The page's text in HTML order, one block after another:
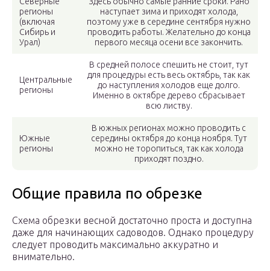
регионы
(включая
Сибирь и
Урал)
наступает зима и приходят холода,
поэтому уже в середине сентября нужно
проводить работы. Желательно до конца
первого месяца осени все закончить.
Центральные
регионы
В средней полосе спешить не стоит, тут
для процедуры есть весь октябрь, так как
до наступления холодов еще долго.
Именно в октябре дерево сбрасывает
всю листву.
Южные
регионы
В южных регионах можно проводить с
середины октября до конца ноября. Тут
можно не торопиться, так как холода
приходят поздно.
Общие правила по обрезке
Схема обрезки весной достаточно проста и доступна
даже для начинающих садоводов. Однако процедуру
следует проводить максимально аккуратно и
внимательно.